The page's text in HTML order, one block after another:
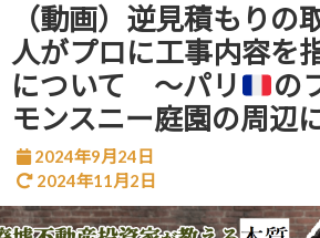
（動画）逆見積もりの
人がプロに工事内容を
について 〜パリ
の
モンスニー庭園の周辺
2024年9月24日
2024年11月2日